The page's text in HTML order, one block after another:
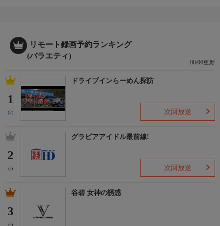
リモート録画予約ランキング
(バラエティ)
08/06更新
1
(2)
ドライブインらーめん探訪
次回放送
2
(-)
グラビアアイドル最前線!
次回放送
3
(-)
谷碧 女神の誘惑